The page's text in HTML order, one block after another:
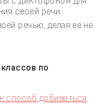
своей речи.
речью, делая ее не
по
способ добиваться